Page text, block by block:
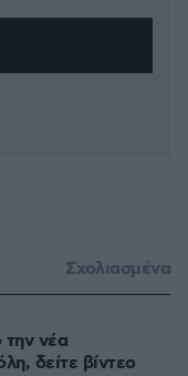
Σχολιασμένα
νέα
δείτε βίντεο